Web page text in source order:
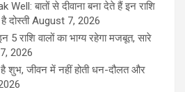
बातों से दीवाना बना देते हैं इन राशि
दोस्ती August 7, 2026
राशि वालों का भाग्य रहेगा मजबूत, सारे
2026
है शुभ, जीवन में नहीं होती धन-दौलत और